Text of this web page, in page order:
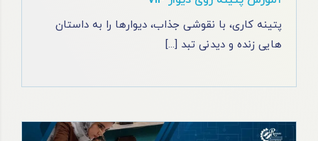
پتینه کاری، با نقوشی جذاب، دیوارها را به داستان
‌هایی زنده و دیدنی تبد [...]